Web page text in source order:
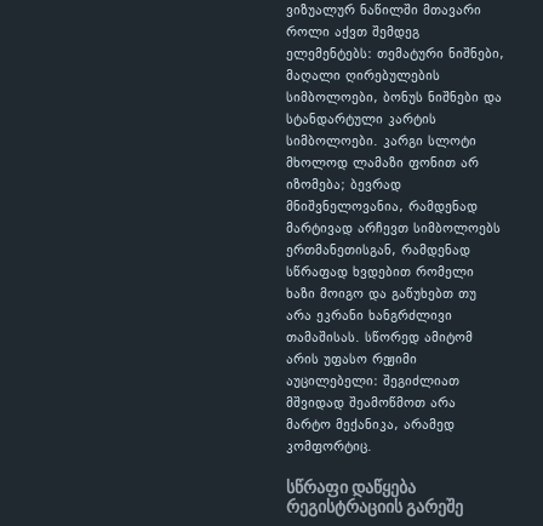
ვიზუალურ ნაწილში მთავარი
როლი აქვთ შემდეგ
ელემენტებს: თემატური ნიშნები,
მაღალი ღირებულების
სიმბოლოები, ბონუს ნიშნები და
სტანდარტული კარტის
სიმბოლოები. კარგი სლოტი
მხოლოდ ლამაზი ფონით არ
იზომება; ბევრად
მნიშვნელოვანია, რამდენად
მარტივად არჩევთ სიმბოლოებს
ერთმანეთისგან, რამდენად
სწრაფად ხვდებით რომელი
ხაზი მოიგო და გაწუხებთ თუ
არა ეკრანი ხანგრძლივი
თამაშისას. სწორედ ამიტომ
არის უფასო რეჟიმი
აუცილებელი: შეგიძლიათ
მშვიდად შეამოწმოთ არა
მარტო მექანიკა, არამედ
კომფორტიც.
სწრაფი დაწყება
რეგისტრაციის გარეშე